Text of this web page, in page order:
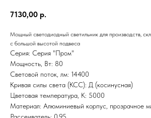
7130,00 р.
Мощный светодиодный светильник для производств,
с большой высотой подвеса
Серия: Серия "Пром"
Мощность, Вт: 80
Световой поток, лм: 14400
Кривая силы света (КСС): Д (косинусная)
Цветовая температура, K: 5000
Материал: Алюминиевый корпус, прозрачное